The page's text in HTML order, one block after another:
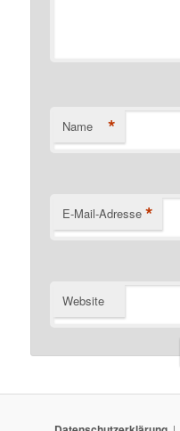
Name *
E-Mail-Adresse *
Website